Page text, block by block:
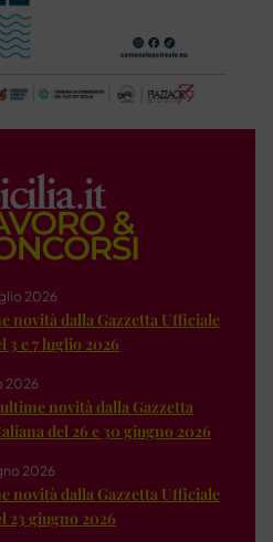
2026
novità dalla Gazzetta Ufficiale
3 e 7 luglio 2026
2026
novità dalla Gazzetta
del 26 e 30 giugno 2026
2026
novità dalla Gazzetta Ufficiale
23 giugno 2026